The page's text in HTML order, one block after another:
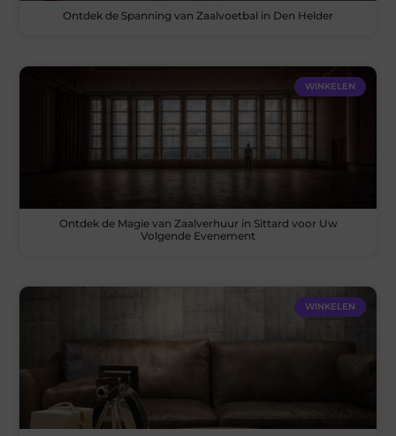
Ontdek de Spanning van Zaalvoetbal in Den Helder
WINKELEN
Ontdek de Magie van Zaalverhuur in Sittard voor Uw
Volgende Evenement
WINKELEN